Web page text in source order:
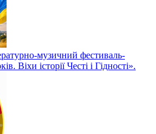
музичний фестиваль-
Віхи історії Честі і Гідності».